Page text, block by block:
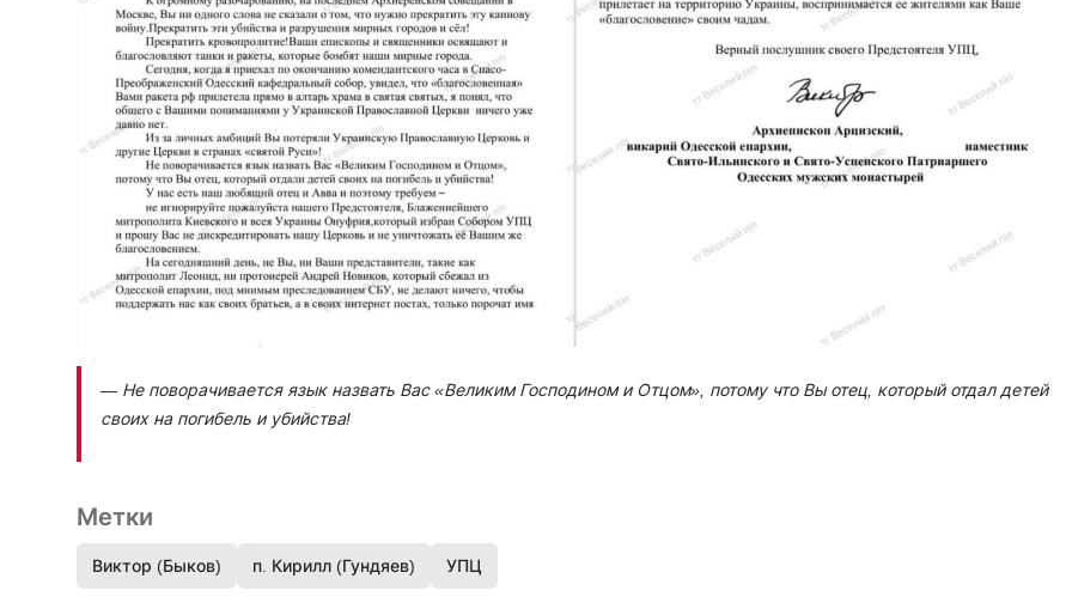
— Не поворачивается язык назвать Вас «Великим Господином и Отцом», потому что Вы отец, который отдал детей
своих на погибель и убийства!
Метки
Виктор (Быков) п. Кирилл (Гундяев) УПЦ